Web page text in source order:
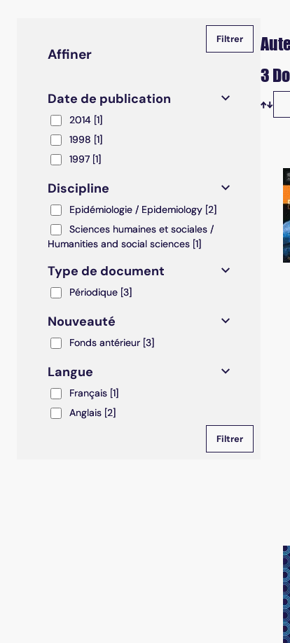
Affiner
Date de publication
20142014 [1]
19981998 [1]
19971997 [1]
Discipline
Epidémiologie / Epidemiology
Epidémiologie / Epidemiology [2]
Sciences humaines et sociales / Humanities
Sciences humaines et sociales /
Humanities and social sciences [1]
Type de document
Périodique
Périodique [3]
Nouveauté
Fonds antérieur
Fonds antérieur [3]
Langue
Français
Français [1]
AnglaisAnglais [2]
3